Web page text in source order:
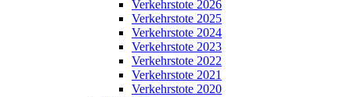
Verkehrstote 2026
Verkehrstote 2025
Verkehrstote 2024
Verkehrstote 2023
Verkehrstote 2022
Verkehrstote 2021
Verkehrstote 2020